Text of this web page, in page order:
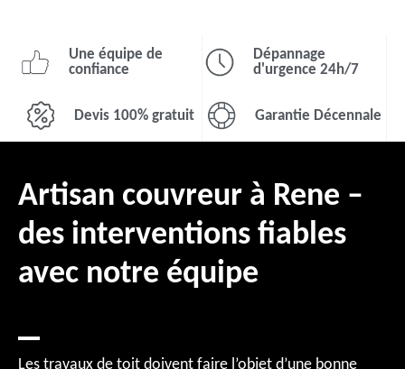
Une équipe de
confiance
Dépannage
d'urgence 24h/7
Devis 100% gratuit Garantie Décennale
Artisan couvreur à Rene –
des interventions fiables
avec notre équipe
Les travaux de toit doivent faire l’objet d’une bonne